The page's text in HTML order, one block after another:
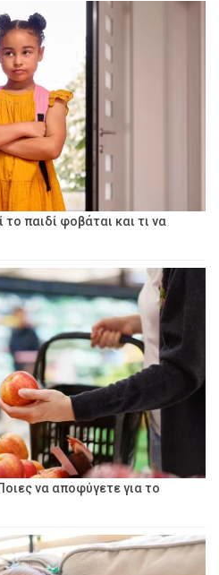
το παιδί φοβάται και τι να
να αποφύγετε για το